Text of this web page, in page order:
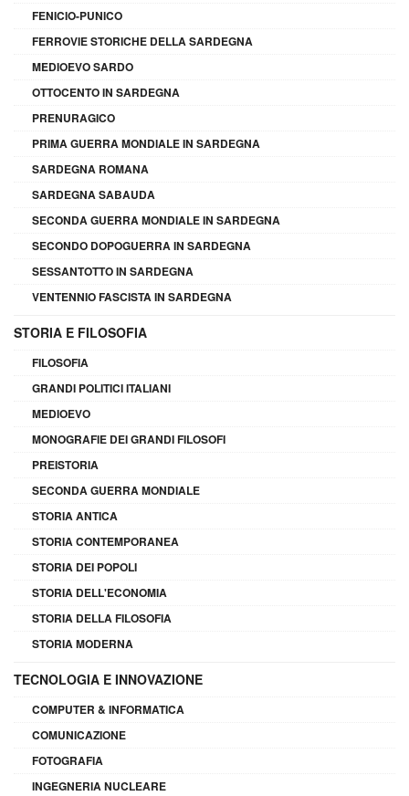
FENICIO-PUNICO
FERROVIE STORICHE DELLA SARDEGNA
MEDIOEVO SARDO
OTTOCENTO IN SARDEGNA
PRENURAGICO
PRIMA GUERRA MONDIALE IN SARDEGNA
SARDEGNA ROMANA
SARDEGNA SABAUDA
SECONDA GUERRA MONDIALE IN SARDEGNA
SECONDO DOPOGUERRA IN SARDEGNA
SESSANTOTTO IN SARDEGNA
VENTENNIO FASCISTA IN SARDEGNA
STORIA E FILOSOFIA
FILOSOFIA
GRANDI POLITICI ITALIANI
MEDIOEVO
MONOGRAFIE DEI GRANDI FILOSOFI
PREISTORIA
SECONDA GUERRA MONDIALE
STORIA ANTICA
STORIA CONTEMPORANEA
STORIA DEI POPOLI
STORIA DELL'ECONOMIA
STORIA DELLA FILOSOFIA
STORIA MODERNA
TECNOLOGIA E INNOVAZIONE
COMPUTER & INFORMATICA
COMUNICAZIONE
FOTOGRAFIA
INGEGNERIA NUCLEARE